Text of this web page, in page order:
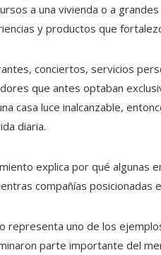
a una vivienda o a
y productos que
conciertos, servicios
que antes optaban
casa luce inalcanzable,
diaria.
explica por qué algunas
compañías
representa uno de los
parte importante del